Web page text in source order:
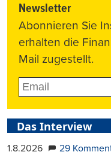
Newsletter
Abonnieren Sie
erhalten die
Mail zugestellt.
Das Interview
1.8.2026 29